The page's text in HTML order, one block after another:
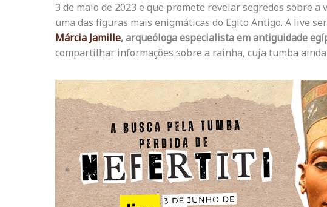
3 de maio de 2023 e que promete revelar segredos sobre a
uma das figuras mais enigmáticas do Egito Antigo. A live
Márcia Jamille, arqueóloga especialista em antiguidade
compartilhar informações sobre a rainha, cuja tumba ainda